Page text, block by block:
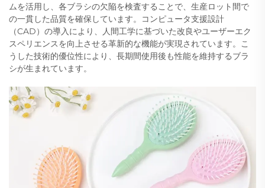
ムを活用し、各ブラシの欠陥を検査することで、生産ロット間で
の一貫した品質を確保しています。コンピュータ支援設計
（CAD）の導入により、人間工学に基づいた改良やユーザーエク
スペリエンスを向上させる革新的な機能が実現されています。こ
うした技術的優位性により、長期間使用後も性能を維持するブラ
シが生まれています。